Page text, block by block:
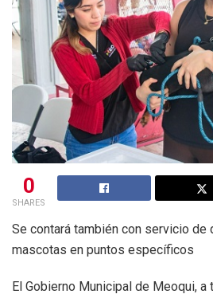
0
SHARES
Se contará también con servicio de
mascotas en puntos específicos
El Gobierno Municipal de Meoqui, a